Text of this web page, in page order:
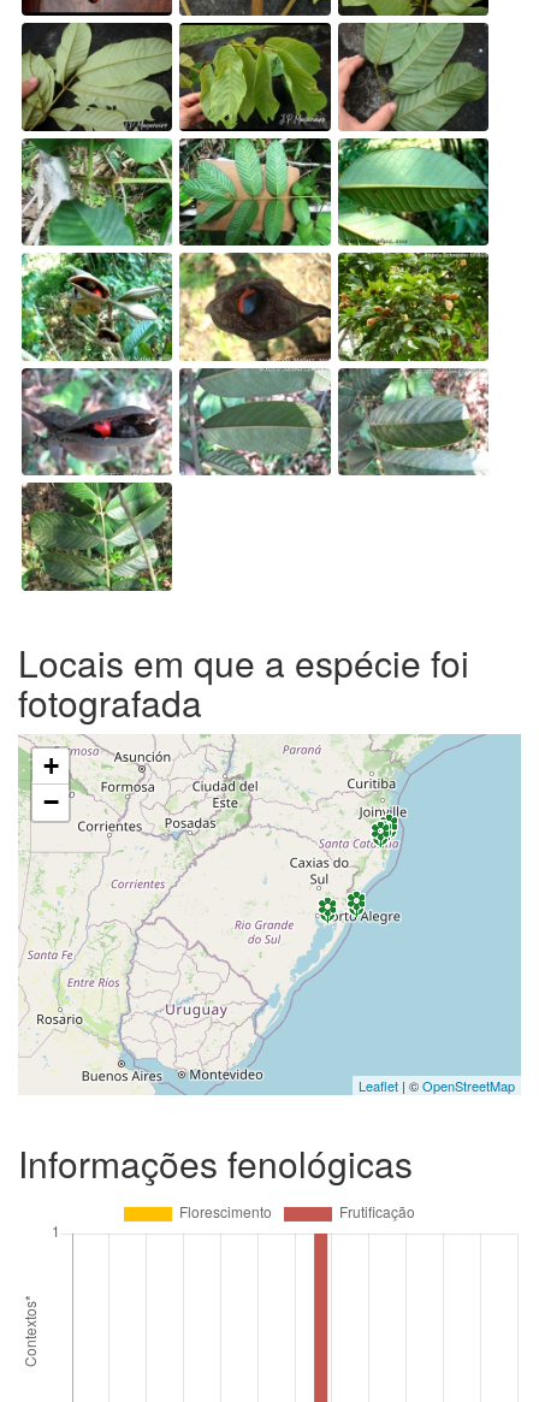
Locais em que a espécie foi
fotografada
+
−
Leaflet | ©OpenStreetMap
Informações fenológicas